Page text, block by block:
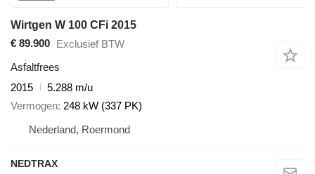
Wirtgen W 100 CFi 2015
€ 89.900 Exclusief BTW
Asfaltfrees
2015
5.288 m/u
Vermogen 248 kW (337 PK)
Nederland, Roermond
NEDTRAX